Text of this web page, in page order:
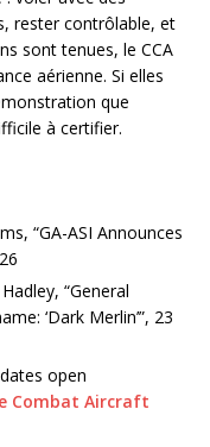
rester contrôlable, et
sont tenues, le CCA
aérienne. Si elles
que
à certifier.
“GA-ASI Announces
“General
‘Dark Merlin’”, 23
open
Combat Aircraft